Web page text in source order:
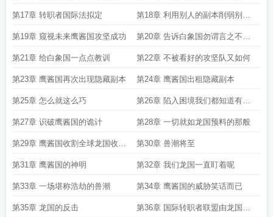
术的正确打开方式 沉
第17章 转职者国际法拟定 第18章 利用别人的副本削弱别的
国家
第19章 窥视未来鹰酱国攻坚成功 第20章 告诉白象国勿谓言之不预
也
第21章 给白象国一点点教训 第22章 不被看好的攻坚队又如何
第23章 鹰酱国再次出现隐藏副本 第24章 鹰酱国出租隐藏副本
第25章 怎么就这么巧 第26章 陷入困境我们都知道有诈
但我们又不得不这么做
第27章 识破鹰酱国的诡计 第28章 一切就如龙国预料的那般
第29章 鹰酱国收割全球龙国收割
鹰酱国
第30章 兽潮将至
第31章 鹰酱国的神明 第32章 我们龙国一直盯着呢
第33章 一场堪称浩劫的兽潮 第34章 鹰酱国的威胁笑话而已
第35章 龙国的反击 第36章 国际转职者联盟由龙国牵